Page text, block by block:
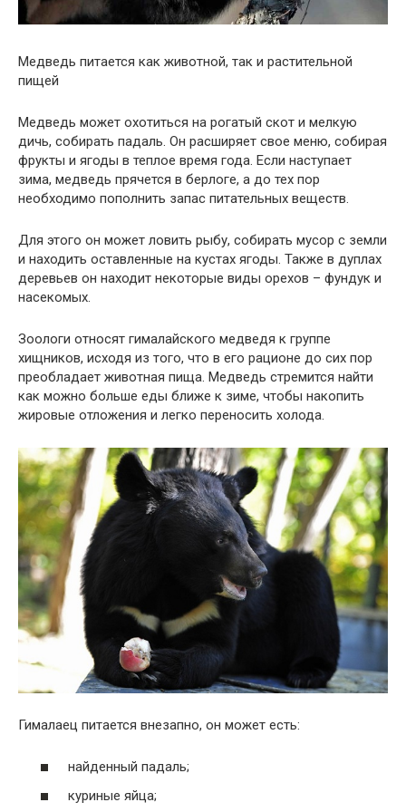
Медведь питается как животной, так и растительной
пищей
Медведь может охотиться на рогатый скот и мелкую
дичь, собирать падаль. Он расширяет свое меню, собирая
фрукты и ягоды в теплое время года. Если наступает
зима, медведь прячется в берлоге, а до тех пор
необходимо пополнить запас питательных веществ.
Для этого он может ловить рыбу, собирать мусор с земли
и находить оставленные на кустах ягоды. Также в дуплах
деревьев он находит некоторые виды орехов – фундук и
насекомых.
Зоологи относят гималайского медведя к группе
хищников, исходя из того, что в его рационе до сих пор
преобладает животная пища. Медведь стремится найти
как можно больше еды ближе к зиме, чтобы накопить
жировые отложения и легко переносить холода.
Гималаец питается внезапно, он может есть:
найденный падаль;
куриные яйца;